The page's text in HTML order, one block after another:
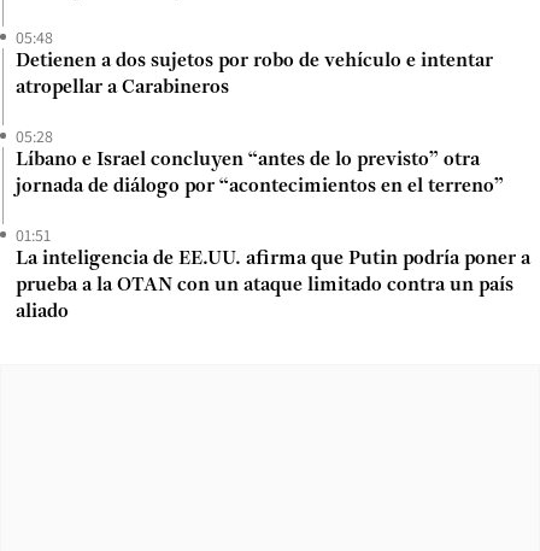
05:48
Detienen a dos sujetos por robo de vehículo e intentar
atropellar a Carabineros
05:28
Líbano e Israel concluyen “antes de lo previsto” otra
jornada de diálogo por “acontecimientos en el terreno”
01:51
La inteligencia de EE.UU. afirma que Putin podría poner a
prueba a la OTAN con un ataque limitado contra un país
aliado